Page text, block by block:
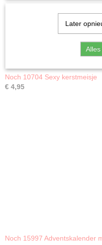
Noch 10704 Sexy kerstmeisje
€ 4,95
Noch 15997 Adventskalender
Later